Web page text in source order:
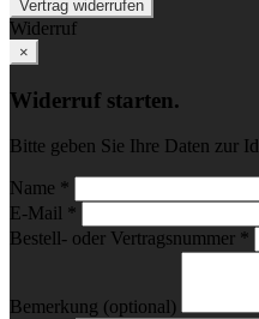
Vertrag widerrufen
Widerruf
×
Widerruf starten.
Bitte geben Sie Ihre Daten zur
Name *
E-Mail *
Bestell- oder Vertragsnummer *
Bemerkung (optional)